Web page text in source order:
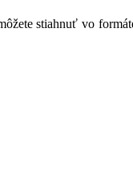
stiahnuť vo